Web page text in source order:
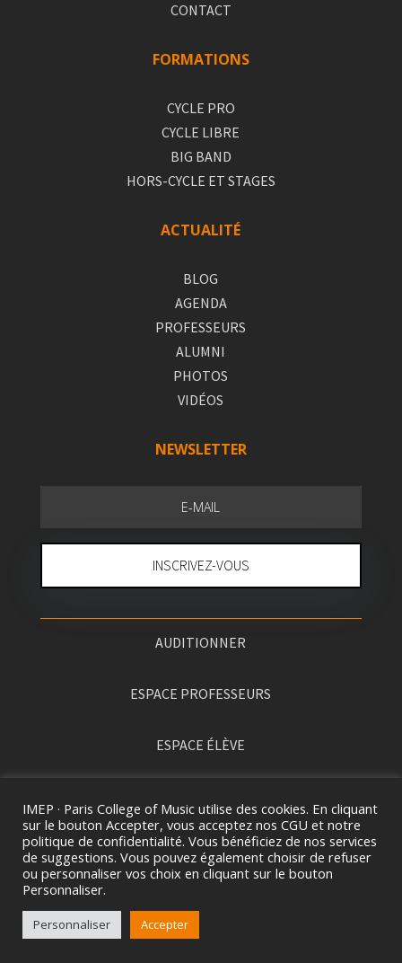
CONTACT
FORMATIONS
CYCLE PRO
CYCLE LIBRE
BIG BAND
HORS-CYCLE ET STAGES
ACTUALITÉ
BLOG
AGENDA
PROFESSEURS
ALUMNI
PHOTOS
VIDÉOS
NEWSLETTER
INSCRIVEZ-VOUS
AUDITIONNER
ESPACE PROFESSEURS
ESPACE ÉLÈVE
2026 ©IMEP · PARIS COLLEGE OF MUSIC. TOUS
IMEP · Paris College of Music utilise des cookies. En cliquant
sur le bouton Accepter, vous acceptez nos CGU et notre
politique de confidentialité. Vous bénéficiez de nos services
de suggestions. Vous pouvez également choisir de refuser
ou personnaliser vos choix en cliquant sur le bouton
Personnaliser.
Personnaliser Accepter